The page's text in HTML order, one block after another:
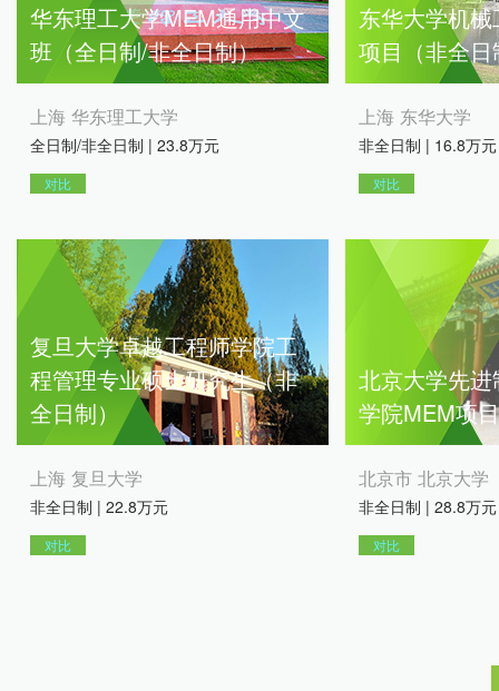
华东理工大学MEM通用中文
班（全日制/非全日制）
上海 华东理工大学
全日制/非全日制 | 23.8万元
对比
东华大学机
项目（非全日
上海 东华大学
非全日制 | 16.8万元
对比
复旦大学卓越工程师学院工
程管理专业硕士研究生（非
全日制）
上海 复旦大学
非全日制 | 22.8万元
对比
北京大学先
学院MEM项目
北京市 北京大学
非全日制 | 28.8万元
对比